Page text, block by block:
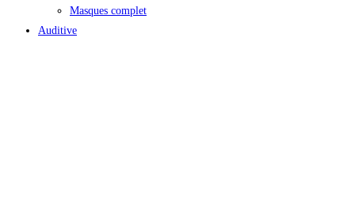
Masques complet
Auditive